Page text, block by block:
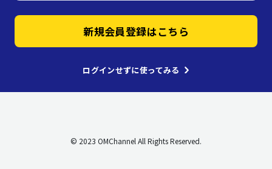
新規会員登録はこちら
ログインせずに使ってみる
© 2023 OMChannel All Rights Reserved.